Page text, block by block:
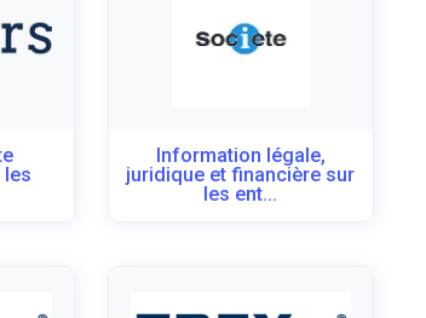
Information légale,
juridique et financière sur
les ent...